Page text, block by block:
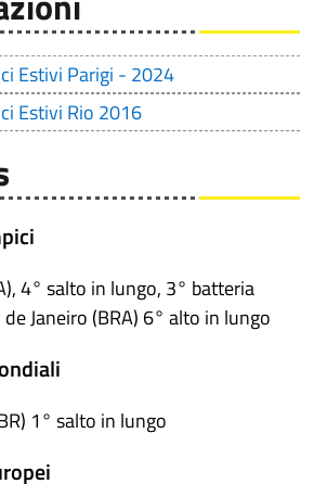
Estivi Parigi - 2024
Estivi Rio 2016
4° salto in lungo, 3° batteria
Janeiro (BRA) 6° alto in lungo
1° salto in lungo